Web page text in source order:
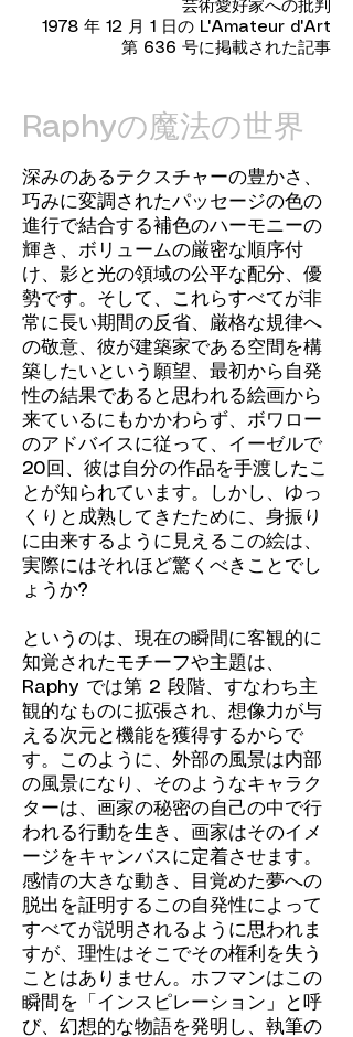
芸術愛好家への批判
1978 年 12 月 1 日の L'Amateur d'Art
第 636 号に掲載された記事
Raphyの魔法の世界
深みのあるテクスチャーの豊かさ、
巧みに変調されたパッセージの色の
進行で結合する補色のハーモニーの
輝き、ボリュームの厳密な順序付
け、影と光の領域の公平な配分、優
勢です。そして、これらすべてが非
常に長い期間の反省、厳格な規律へ
の敬意、彼が建築家である空間を構
築したいという願望、最初から自発
性の結果であると思われる絵画から
来ているにもかかわらず、ボワロー
のアドバイスに従って、イーゼルで
20回、彼は自分の作品を手渡したこ
とが知られています。しかし、ゆっ
くりと成熟してきたために、身振り
に由来するように見えるこの絵は、
実際にはそれほど驚くべきことでし
ょうか?
というのは、現在の瞬間に客観的に
知覚されたモチーフや主題は、
Raphy では第 2 段階、すなわち主
観的なものに拡張され、想像力が与
える次元と機能を獲得するからで
す。このように、外部の風景は内部
の風景になり、そのようなキャラク
ターは、画家の秘密の自己の中で行
われる行動を生き、画家はそのイメ
ージをキャンバスに定着させます。
感情の大きな動き、目覚めた夢への
脱出を証明するこの自発性によって
すべてが説明されるように思われま
すが、理性はそこでその権利を失う
ことはありません。ホフマンはこの
瞬間を「インスピレーション」と呼
び、幻想的な物語を発明し、執筆の